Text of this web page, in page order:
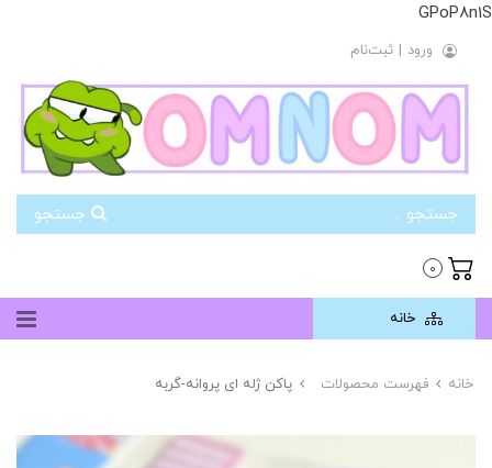
GPoP8n1S
ورود | ثبت‌نام
0
خانه
خانه فهرست محصولات پاکن ژله ای پروانه-گربه